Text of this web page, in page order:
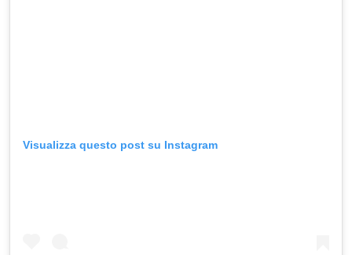
Visualizza questo post su Instagram